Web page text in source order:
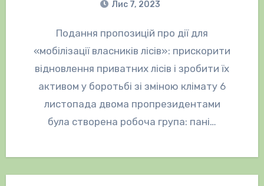
Лис 7, 2023
Подання пропозицій про дії для
«мобілізації власників лісів»: прискорити
відновлення приватних лісів і зробити їх
активом у боротьбі зі зміною клімату 6
листопада двома пропрезидентами
була створена робоча група: пані…